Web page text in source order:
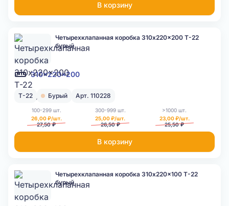
В корзину
310x220x200
Четырехклапанная коробка 310x220x200 Т-22
бурый
Т-22 Бурый Арт. 110228
100-299 шт.
26,00 ₽/шт.
27,50 ₽
300-999 шт.
25,00 ₽/шт.
26,50 ₽
>1000 шт.
23,00 ₽/шт.
25,50 ₽
В корзину
Четырехклапанная коробка 310x220x100 Т-22
бурый